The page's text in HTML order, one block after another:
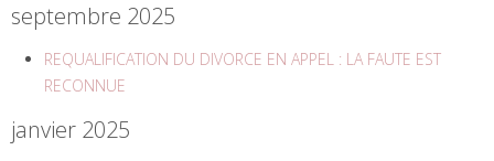
septembre 2025
REQUALIFICATION DU DIVORCE EN APPEL : LA FAUTE EST
RECONNUE
janvier 2025